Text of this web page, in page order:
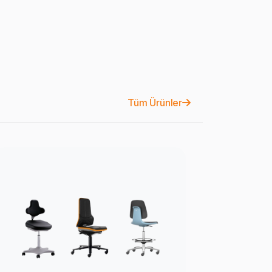
Tüm Ürünler